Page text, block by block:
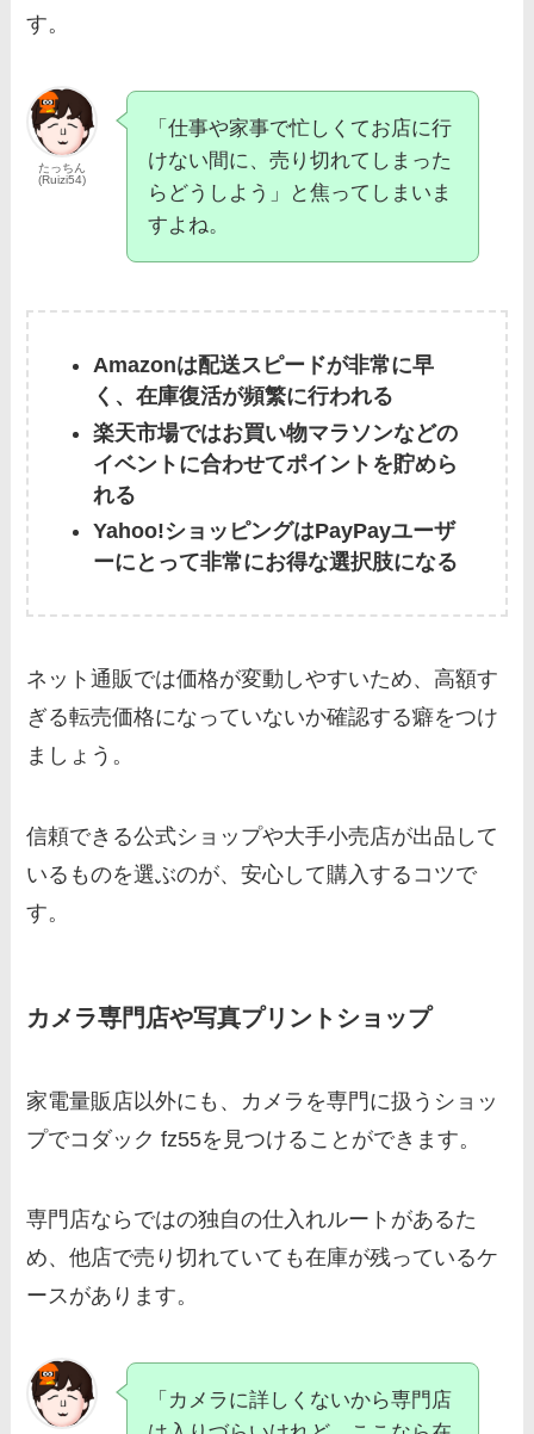
す。
たっちん
(Ruizi54)
「仕事や家事で忙しくてお店に行
けない間に、売り切れてしまった
らどうしよう」と焦ってしまいま
すよね。
Amazonは配送スピードが非常に早
く、在庫復活が頻繁に行われる
楽天市場ではお買い物マラソンなどの
イベントに合わせてポイントを貯めら
れる
Yahoo!ショッピングはPayPayユーザ
ーにとって非常にお得な選択肢になる
ネット通販では価格が変動しやすいため、高額す
ぎる転売価格になっていないか確認する癖をつけ
ましょう。
信頼できる公式ショップや大手小売店が出品して
いるものを選ぶのが、安心して購入するコツで
す。
カメラ専門店や写真プリントショップ
家電量販店以外にも、カメラを専門に扱うショッ
プでコダック fz55を見つけることができます。
専門店ならではの独自の仕入れルートがあるた
め、他店で売り切れていても在庫が残っているケ
ースがあります。
「カメラに詳しくないから専門店